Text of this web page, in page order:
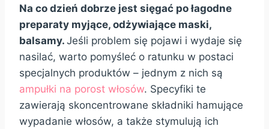
Na co dzień dobrze jest sięgać po łagodne
preparaty myjące, odżywiające maski,
balsamy. Jeśli problem się pojawi i wydaje się
nasilać, warto pomyśleć o ratunku w postaci
specjalnych produktów – jednym z nich są
ampułki na porost włosów. Specyfiki te
zawierają skoncentrowane składniki hamujące
wypadanie włosów, a także stymulują ich